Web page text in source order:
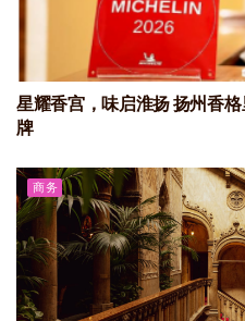
星耀香宫，味启淮扬 扬州香
牌
商务